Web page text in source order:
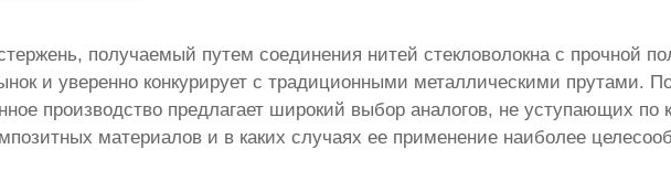
получаемый путем соединения нитей стекловолокна с прочной
и уверенно конкурирует с традиционными металлическими прутами.
производство предлагает широкий выбор аналогов, не уступающих по
материалов и в каких случаях ее применение наиболее